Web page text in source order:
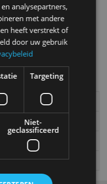
met een Ferrari F40
AutoRAI.nl
Autotests
Column
Tech
Games
analysepartners,
met andere
heeft verstrekt of
door uw gebruik
Targeting
Niet-
geclassificeerd